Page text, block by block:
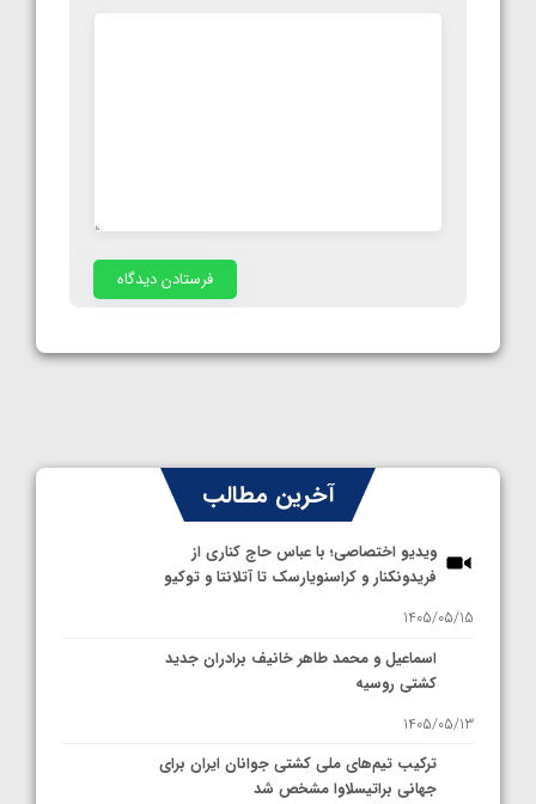
آخرین مطالب
ویدیو اختصاصی؛ با عباس حاج کناری از
فریدونکنار و کراسنویارسک تا آتلانتا و توکیو
1405/05/15
اسماعیل و محمد طاهر خانیف برادران جدید
کشتی روسیه
1405/05/13
ترکیب تیم‌های ملی کشتی جوانان ایران برای
جهانی براتیسلاوا مشخص شد